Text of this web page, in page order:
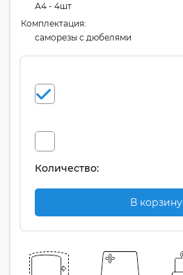
А4 - 4шт
Комплектация:
cаморезы с дюбелями
Количество:
В корзину